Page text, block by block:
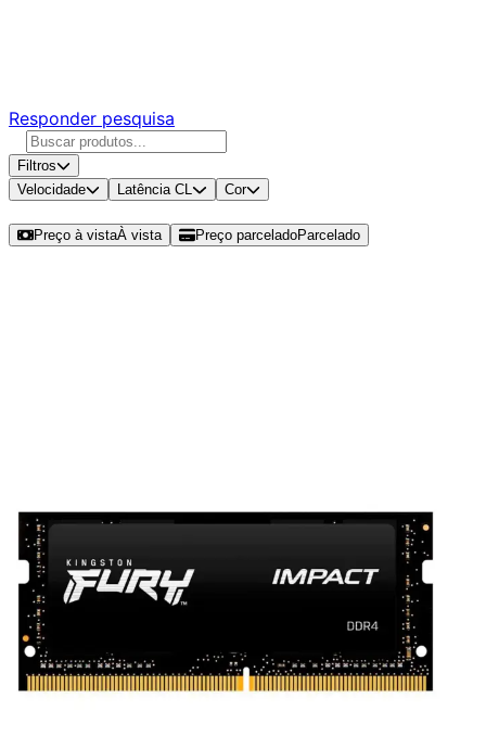
Responder pesquisa
Filtros
Velocidade
Latência CL Cor
Preço à vistaÀ vista Preço parceladoParcelado